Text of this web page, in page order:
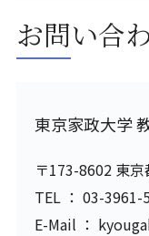
お問い合
東京家政大学
〒173-8602 東
TEL ： 03-3961-
E-Mail ：